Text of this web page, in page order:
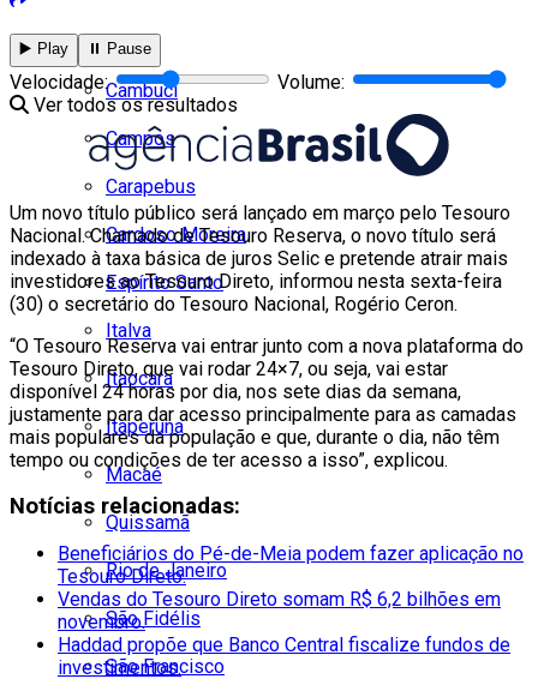
Todos
Cambuci
Campos
Carapebus
Cardoso Moreira
Espírito Santo
Italva
Itaocara
Itaperuna
Macaé
Quissamã
Rio de Janeiro
São Fidélis
São Francisco
Ver todos os resultados
▶️ Play ⏸️ Pause
Velocidade: Volume:
Um novo título público será lançado em março pelo Tesouro
Nacional. Chamado de Tesouro Reserva, o novo título será
indexado à taxa básica de juros Selic e pretende atrair mais
investidores ao Tesouro Direto, informou nesta sexta-feira
(30) o secretário do Tesouro Nacional, Rogério Ceron.
“O Tesouro Reserva vai entrar junto com a nova plataforma do
Tesouro Direto, que vai rodar 24×7, ou seja, vai estar
disponível 24 horas por dia, nos sete dias da semana,
justamente para dar acesso principalmente para as camadas
mais populares da população e que, durante o dia, não têm
tempo ou condições de ter acesso a isso”, explicou.
Notícias relacionadas:
Beneficiários do Pé-de-Meia podem fazer aplicação no
Tesouro Direto.
Vendas do Tesouro Direto somam R$ 6,2 bilhões em
novembro.
Haddad propõe que Banco Central fiscalize fundos de
investimentos.